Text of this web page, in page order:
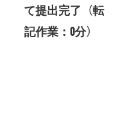
て提出完了
（転
記作業：0分）